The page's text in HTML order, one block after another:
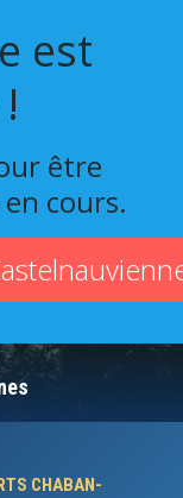
est
être
cours.
CHABAN-